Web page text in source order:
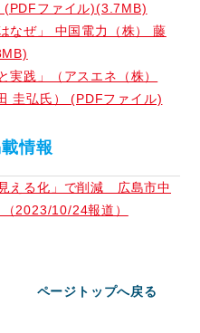
ファイル)(3.7MB)
なぜ」 中国電力（株） 藤
実践」（アスエネ（株）
圭弘氏） (PDFファイル)
情報
える化」で削減 広島市中
2023/10/24報道）
ページトップへ戻る